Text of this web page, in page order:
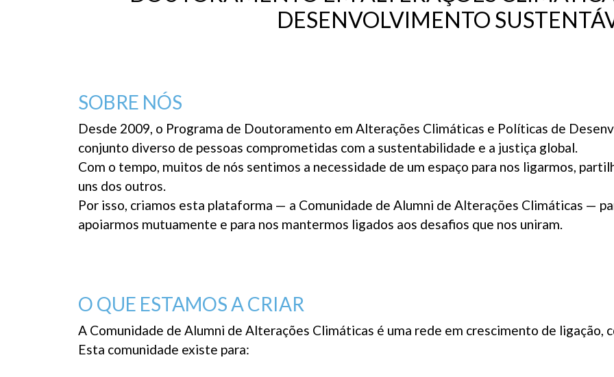
DESENVOLVIMENTO
SOBRE NÓS
Desde 2009, o Programa de Doutoramento em Alterações Climáticas e Políticas de
conjunto diverso de pessoas comprometidas com a sustentabilidade e a justiça global.
Com o tempo, muitos de nós sentimos a necessidade de um espaço para nos ligarmos,
uns dos outros.
Por isso, criamos esta plataforma — a Comunidade de Alumni de Alterações Climáticas —
apoiarmos mutuamente e para nos mantermos ligados aos desafios que nos uniram.
O QUE ESTAMOS A CRIAR
A Comunidade de Alumni de Alterações Climáticas é uma rede em crescimento de ligação,
Esta comunidade existe para: